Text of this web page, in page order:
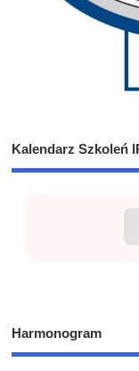
Kalendarz Szkoleń
Harmonogram